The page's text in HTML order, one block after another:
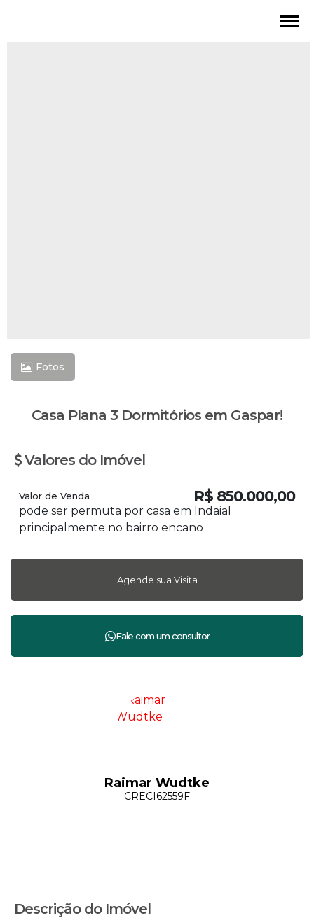
Fotos
Casa Plana 3 Dormitórios em Gaspar!
Valores do Imóvel
R$ 850.000,00
Valor de Venda
pode ser permuta por casa em Indaial
principalmente no bairro encano
Raimar Wudtke
CRECI62559F
Descrição do Imóvel